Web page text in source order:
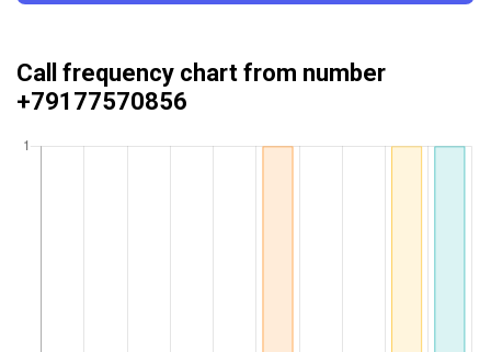
Call frequency chart from number
+79177570856